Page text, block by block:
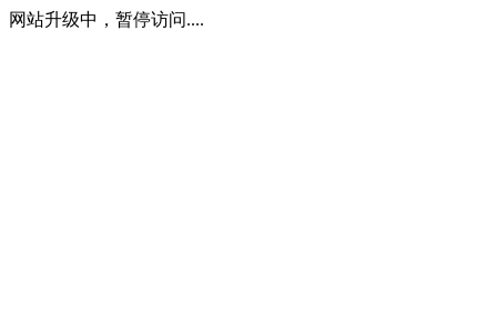
网站升级中，暂停访问....